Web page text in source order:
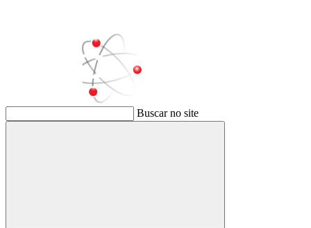
Buscar no site